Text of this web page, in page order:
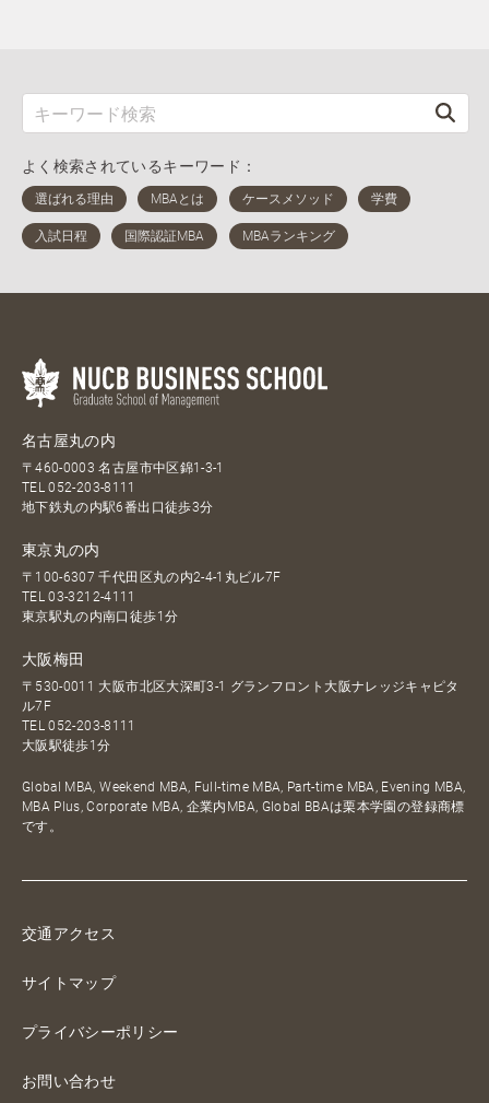
よく検索されているキーワード：
名古屋丸の内
〒460-0003 名古屋市中区錦1-3-1
TEL052-203-8111
地下鉄丸の内駅6番出口徒歩3分
東京丸の内
〒100-6307 千代田区丸の内2-4-1丸ビル7F
TEL03-3212-4111
東京駅丸の内南口徒歩1分
大阪梅田
〒530-0011 大阪市北区大深町3-1 グランフロント大阪ナレッジキャピタ
ル7F
TEL052-203-8111
大阪駅徒歩1分
Global MBA, Weekend MBA, Full-time MBA, Part-time MBA, Evening MBA,
MBA Plus, Corporate MBA, 企業内MBA, Global BBAは栗本学園の登録商標
です。
交通アクセス
サイトマップ
プライバシーポリシー
お問い合わせ